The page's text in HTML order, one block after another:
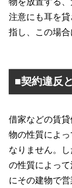
注意にも耳を
指し、この場合
■契約違反
借家などの賃
物の性質によ
なりません。
の性質によっ
にその建物で